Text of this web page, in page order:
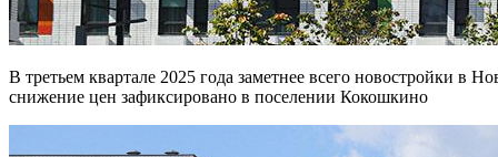
В третьем квартале 2025 года заметнее всего новостройки в Новой Москве подорожали в Сосенском. А наибольшее
снижение цен зафиксировано в поселении Кокошкино